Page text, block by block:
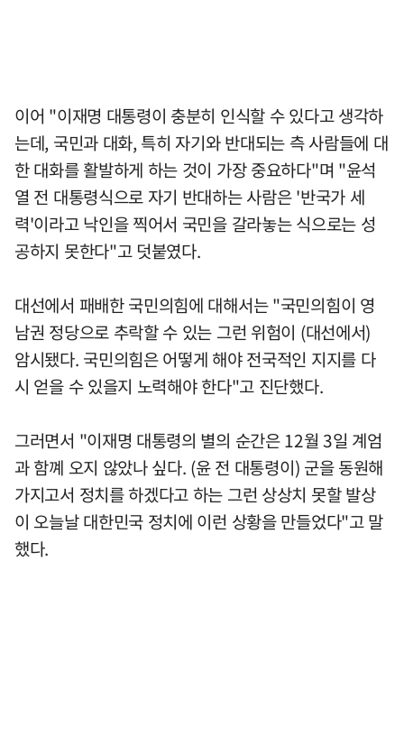
이어 "이재명 대통령이 충분히 인식할 수 있다고 생각하
는데, 국민과 대화, 특히 자기와 반대되는 측 사람들에 대
한 대화를 활발하게 하는 것이 가장 중요하다"며 "윤석
열 전 대통령식으로 자기 반대하는 사람은 '반국가 세
력'이라고 낙인을 찍어서 국민을 갈라놓는 식으로는 성
공하지 못한다"고 덧붙였다.
대선에서 패배한 국민의힘에 대해서는 "국민의힘이 영
남권 정당으로 추락할 수 있는 그런 위험이 (대선에서)
암시됐다. 국민의힘은 어떻게 해야 전국적인 지지를 다
시 얻을 수 있을지 노력해야 한다"고 진단했다.
그러면서 "이재명 대통령의 별의 순간은 12월 3일 계엄
과 함꼐 오지 않았나 싶다. (윤 전 대통령이) 군을 동원해
가지고서 정치를 하겠다고 하는 그런 상상치 못할 발상
이 오늘날 대한민국 정치에 이런 상황을 만들었다"고 말
했다.